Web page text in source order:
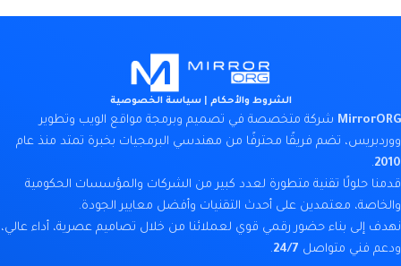
الشروط والأحكام |سياسة الخصوصية
MirrorORG شركة متخصصة في تصميم وبرمجة مواقع الويب وتطوير
ووردبريس، تضم فريقًا محترفًا من مهندسي البرمجيات بخبرة تمتد منذ عام
2010
.
قدمنا حلولًا تقنية متطورة لعدد كبير من الشركات والمؤسسات الحكومية
والخاصة، معتمدين على أحدث التقنيات وأفضل معايير الجودة.
نهدف إلى بناء حضور رقمي قوي لعملائنا من خلال تصاميم عصرية، أداء عالي،
ودعم فني متواصل 24/7
.